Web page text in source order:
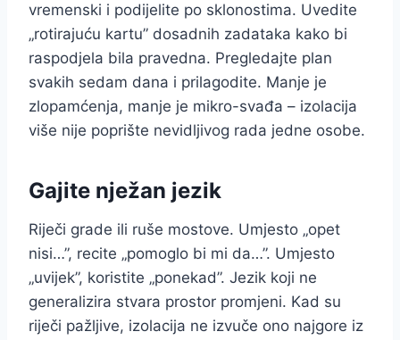
vremenski i podijelite po sklonostima. Uvedite
„rotirajuću kartu” dosadnih zadataka kako bi
raspodjela bila pravedna. Pregledajte plan
svakih sedam dana i prilagodite. Manje je
zlopamćenja, manje je mikro-svađa – izolacija
više nije poprište nevidljivog rada jedne osobe.
Gajite nježan jezik
Riječi grade ili ruše mostove. Umjesto „opet
nisi…”, recite „pomoglo bi mi da…”. Umjesto
„uvijek”, koristite „ponekad”. Jezik koji ne
generalizira stvara prostor promjeni. Kad su
riječi pažljive, izolacija ne izvuče ono najgore iz